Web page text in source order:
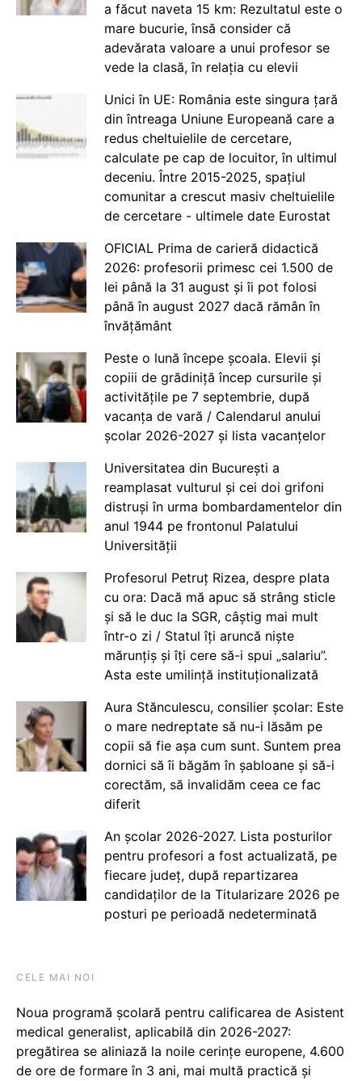
a făcut naveta 15 km: Rezultatul este o
mare bucurie, însă consider că
adevărata valoare a unui profesor se
vede la clasă, în relația cu elevii
Unici în UE: România este singura țară
din întreaga Uniune Europeană care a
redus cheltuielile de cercetare,
calculate pe cap de locuitor, în ultimul
deceniu. Între 2015-2025, spațiul
comunitar a crescut masiv cheltuielile
de cercetare - ultimele date Eurostat
OFICIAL Prima de carieră didactică
2026: profesorii primesc cei 1.500 de
lei până la 31 august și îi pot folosi
până în august 2027 dacă rămân în
învățământ
Peste o lună începe școala. Elevii și
copiii de grădiniță încep cursurile și
activitățile pe 7 septembrie, după
vacanța de vară / Calendarul anului
școlar 2026-2027 și lista vacanțelor
Universitatea din București a
reamplasat vulturul și cei doi grifoni
distruși în urma bombardamentelor din
anul 1944 pe frontonul Palatului
Universității
Profesorul Petruț Rizea, despre plata
cu ora: Dacă mă apuc să strâng sticle
și să le duc la SGR, câștig mai mult
într-o zi / Statul îți aruncă niște
mărunțiș și îți cere să-i spui „salariu”.
Asta este umilință instituționalizată
Aura Stănculescu, consilier școlar: Este
o mare nedreptate să nu-i lăsăm pe
copii să fie așa cum sunt. Suntem prea
dornici să îi băgăm în șabloane și să-i
corectăm, să invalidăm ceea ce fac
diferit
An școlar 2026-2027. Lista posturilor
pentru profesori a fost actualizată, pe
fiecare județ, după repartizarea
candidaților de la Titularizare 2026 pe
posturi pe perioadă nedeterminată
CELE MAI NOI
Noua programă școlară pentru calificarea de Asistent
medical generalist, aplicabilă din 2026-2027:
pregătirea se aliniază la noile cerințe europene, 4.600
de ore de formare în 3 ani, mai multă practică și